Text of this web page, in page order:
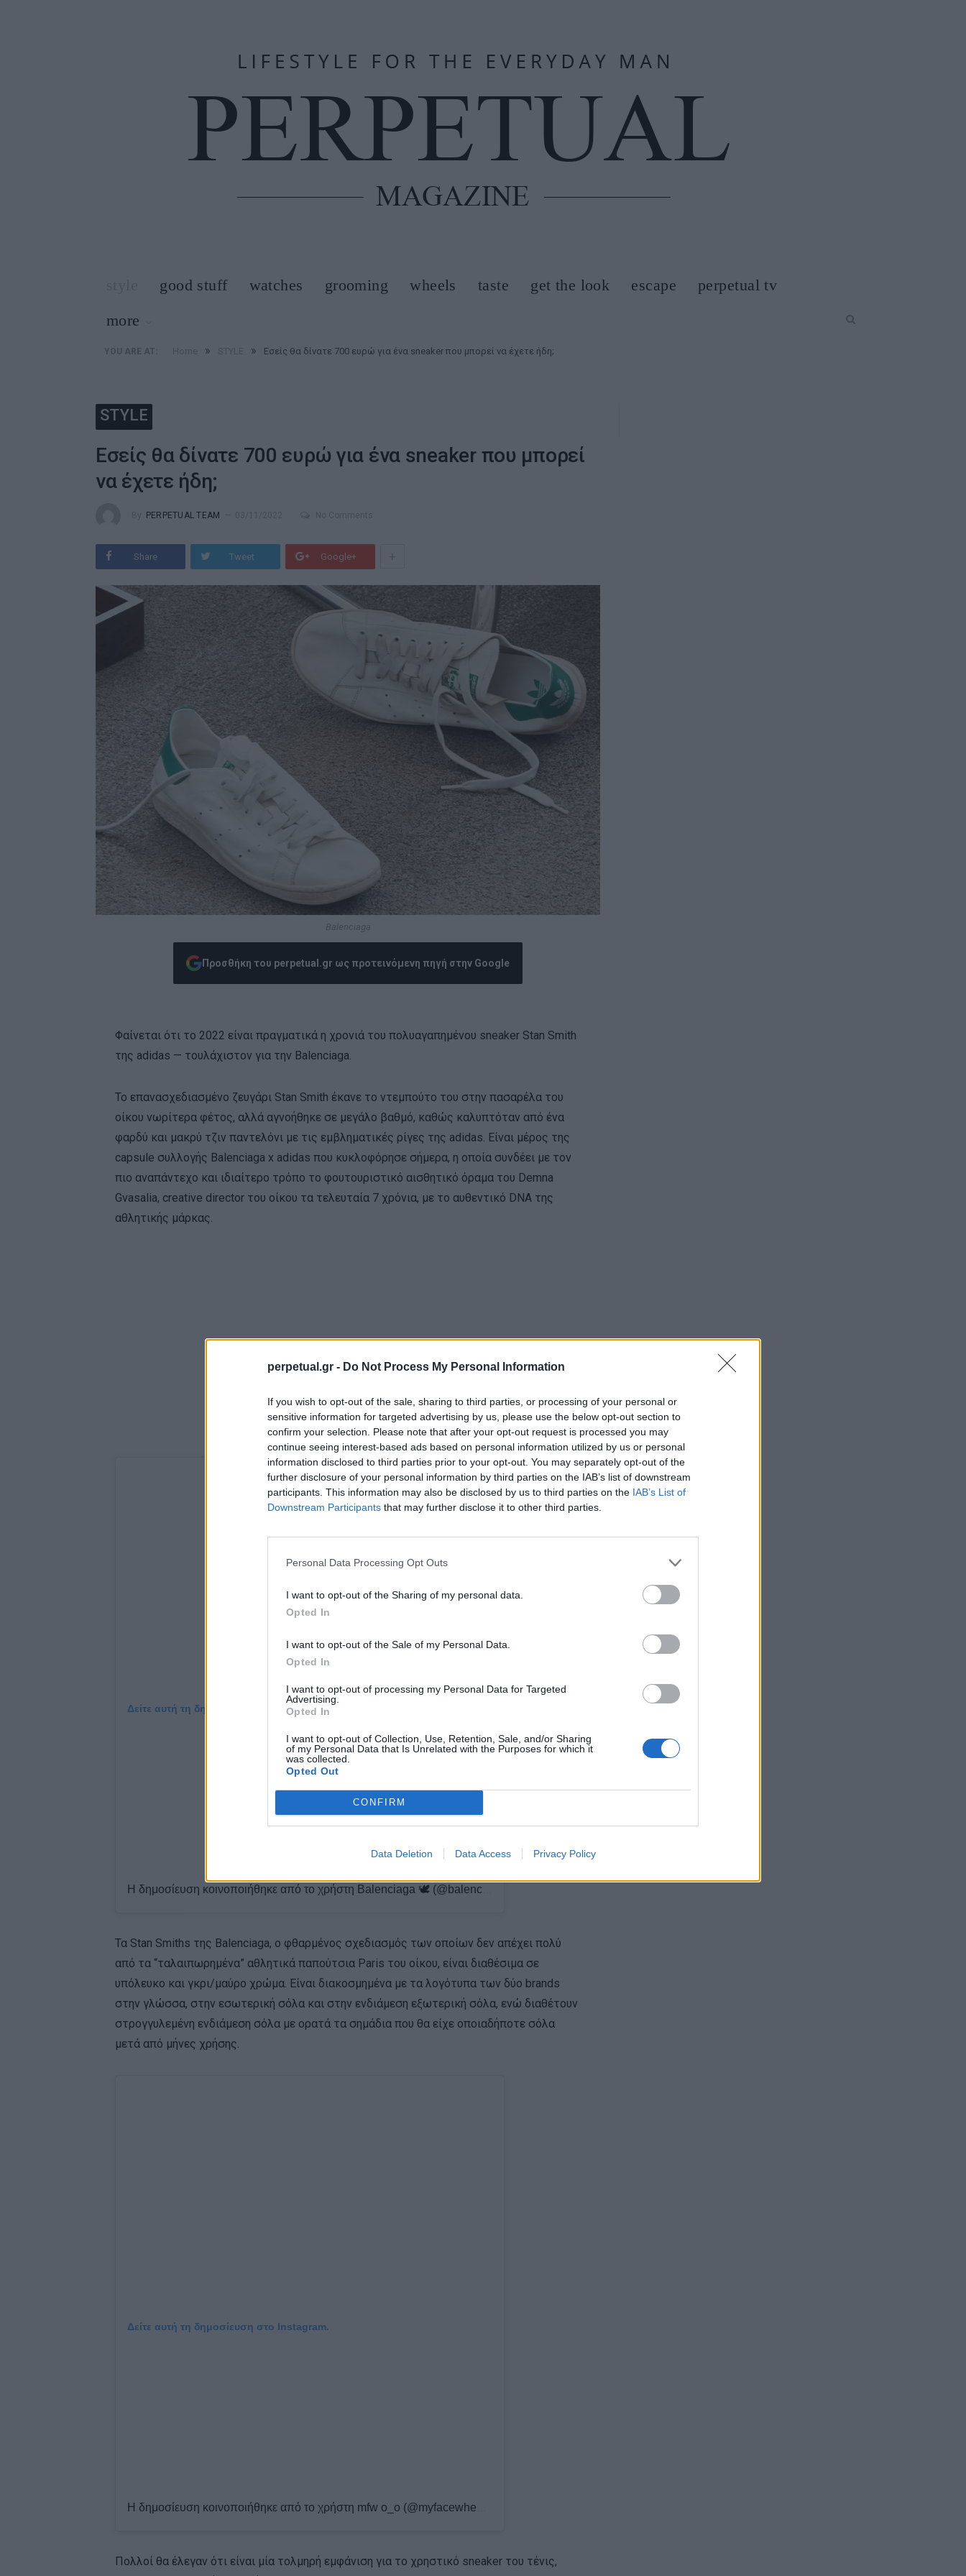
perpetual.gr - Do Not Process My Personal Information
If you wish to opt-out of the sale, sharing to third parties, or processing of your personal or
sensitive information for targeted advertising by us, please use the below opt-out section to
confirm your selection. Please note that after your opt-out request is processed you may
continue seeing interest-based ads based on personal information utilized by us or personal
information disclosed to third parties prior to your opt-out. You may separately opt-out of the
further disclosure of your personal information by third parties on the IAB’s list of downstream
participants. This information may also be disclosed by us to third parties on the IAB’s List of
Downstream Participants that may further disclose it to other third parties.
Personal Data Processing Opt Outs
I want to opt-out of the Sharing of my personal data.
Opted In
I want to opt-out of the Sale of my Personal Data.
Opted In
I want to opt-out of processing my Personal Data for Targeted
Advertising.
Opted In
I want to opt-out of Collection, Use, Retention, Sale, and/or Sharing
of my Personal Data that Is Unrelated with the Purposes for which it
was collected.
Opted Out
CONFIRM
Data Deletion Data Access Privacy Policy
good stuff watches grooming wheels taste get the look escape
perpetual tv
more
YOU ARE AT: » » Εσείς θα δίνατε 700 ευρώ για ένα sneaker που μπορεί να έχετε ήδη;
STYLE
Εσείς θα δίνατε 700 ευρώ για ένα sneaker που μπορεί
να έχετε ήδη;
PERPETUAL TEAM
Share Tweet Google+
Balenciaga
Προσθήκη του perpetual.gr ως προτεινόμενη πηγή στην Google
Φαίνεται ότι το 2022 είναι πραγματικά η χρονιά του πολυαγαπημένου sneaker Stan Smith
της adidas — τουλάχιστον για την Balenciaga.
To επανασχεδιασμένο ζευγάρι Stan Smith έκανε το ντεμπούτο του στην πασαρέλα του
οίκου νωρίτερα φέτος, αλλά αγνοήθηκε σε μεγάλο βαθμό, καθώς καλυπτόταν από ένα
φαρδύ και μακρύ τζιν παντελόνι με τις εμβληματικές ρίγες της adidas. Είναι μέρος της
capsule συλλογής Balenciaga x adidas που κυκλοφόρησε σήμερα, η οποία συνδέει με τον
πιο αναπάντεχο και ιδιαίτερο τρόπο το φουτουριστικό αισθητικό όραμα του Demna
Gvasalia, creative director του οίκου τα τελευταία 7 χρόνια, με το αυθεντικό DNA της
αθλητικής μάρκας.
Δείτε αυτή τη δημοσίευση στο Instagram.
Τα Stan Smiths της Balenciaga, ο φθαρμένος σχεδιασμός των οποίων δεν απέχει πολύ
από τα “ταλαιπωρημένα” αθλητικά παπούτσια Paris του οίκου, είναι διαθέσιμα σε
υπόλευκο και γκρι/μαύρο χρώμα. Είναι διακοσμημένα με τα λογότυπα των δύο brands
στην γλώσσα, στην εσωτερική σόλα και στην ενδιάμεση εξωτερική σόλα, ενώ διαθέτουν
στρογγυλεμένη ενδιάμεση σόλα με ορατά τα σημάδια που θα είχε οποιαδήποτε σόλα
μετά από μήνες χρήσης.
Δείτε αυτή τη δημοσίευση στο Instagram.
Πολλοί θα έλεγαν ότι είναι μία τολμηρή εμφάνιση για το χρηστικό sneaker του τένις,